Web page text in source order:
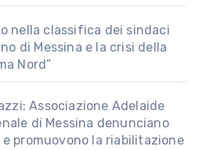
nella classifica dei sindaci
di Messina e la crisi della
Nord”
Associazione Adelaide
di Messina denunciano
promuovono la riabilitazione